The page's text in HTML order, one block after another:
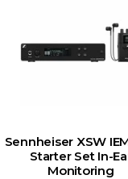
Sennheiser XSW
Starter Set In-
Monitoring